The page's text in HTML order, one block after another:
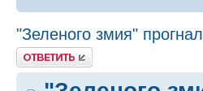
"Зеленого змия"
Ответить